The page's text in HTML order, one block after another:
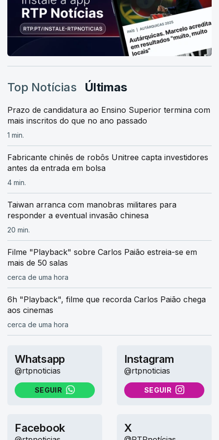
Top Notícias Últimas
Prazo de candidatura ao Ensino Superior termina com
mais inscritos do que no ano passado
1 min.
Fabricante chinês de robôs Unitree capta investidores
antes da entrada em bolsa
4 min.
Taiwan arranca com manobras militares para
responder a eventual invasão chinesa
20 min.
Filme "Playback" sobre Carlos Paião estreia-se em
mais de 50 salas
cerca de uma hora
6h "Playback", filme que recorda Carlos Paião chega
aos cinemas
cerca de uma hora
Whatsapp
@rtpnoticias
SEGUIR
NO WHATSAPP
Instagram
@rtpnoticias
SEGUIR
NO INSTAGRAM
Facebook X